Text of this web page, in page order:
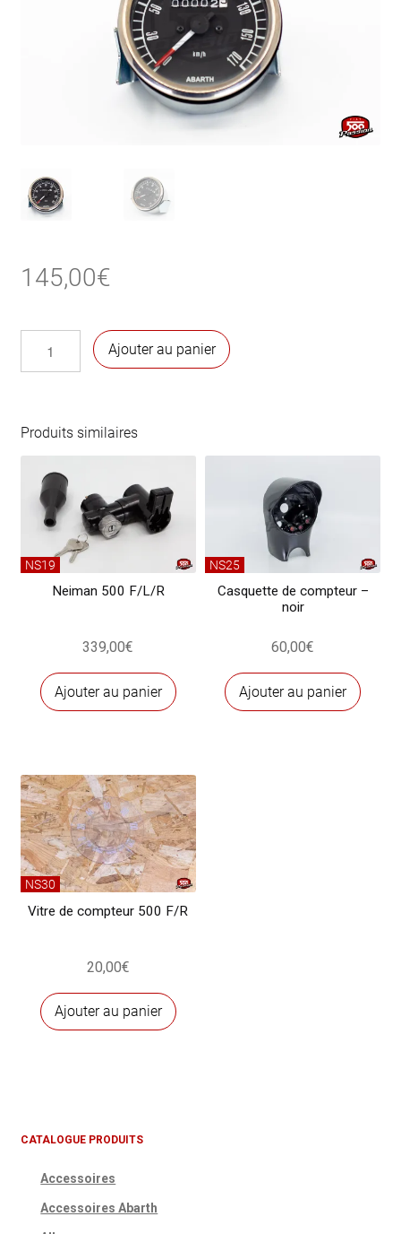
145,00€
noir
Ø 80mm
Ajouter au panier
Produits similaires
NS19
Neiman 500 F/L/R
339,00€
Ajouter au panier
NS25
Casquette de compteur –
noir
60,00€
Ajouter au panier
NS30
Vitre de compteur 500 F/R
20,00€
Ajouter au panier
CATALOGUE PRODUITS
Accessoires
Accessoires Abarth